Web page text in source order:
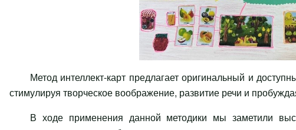
Метод интеллект-карт предлагает оригинальный и
стимулируя творческое воображение, развитие речи и
В ходе применения данной методики мы заметили